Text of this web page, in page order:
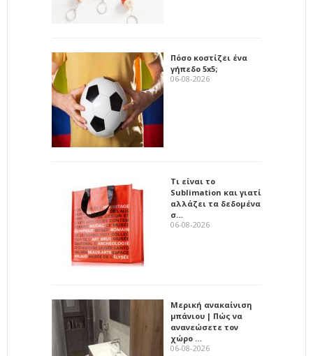
Πόσο κοστίζει ένα
γήπεδο 5x5;
06-08-2026
Τι είναι το
Sublimation και γιατί
αλλάζει τα δεδομένα
σ…
06-08-2026
Μερική ανακαίνιση
μπάνιου | Πώς να
ανανεώσετε τον
χώρο …
06-08-2026